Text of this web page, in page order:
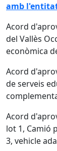
amb
Acord
del Vallès
econòmica
Acord
de serveis
Acord
lot 1, Camió
3, vehicle